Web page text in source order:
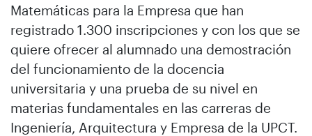
Matemáticas para la Empresa que han
registrado 1.300 inscripciones y con los que se
quiere ofrecer al alumnado una demostración
del funcionamiento de la docencia
universitaria y una prueba de su nivel en
materias fundamentales en las carreras de
Ingeniería, Arquitectura y Empresa de la UPCT.